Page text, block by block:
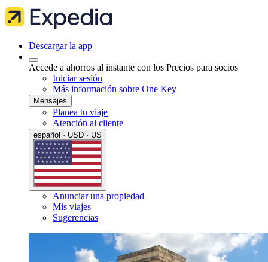
Descargar la app
Accede a ahorros al instante con los Precios para socios
Iniciar sesión
Más información sobre One Key
Mensajes
Planea tu viaje
Atención al cliente
español · USD · US
Anunciar una propiedad
Mis viajes
Sugerencias